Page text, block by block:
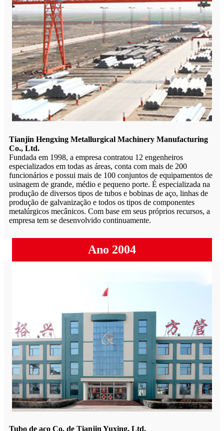
Tianjin Hengxing Metallurgical Machinery Manufacturing
Co., Ltd.
Fundada em 1998, a empresa contratou 12 engenheiros
especializados em todas as áreas, conta com mais de 200
funcionários e possui mais de 100 conjuntos de equipamentos de
usinagem de grande, médio e pequeno porte. É especializada na
produção de diversos tipos de tubos e bobinas de aço, linhas de
produção de galvanização e todos os tipos de componentes
metalúrgicos mecânicos. Com base em seus próprios recursos, a
empresa tem se desenvolvido continuamente.
Ano 2004
Tubo de aço Co. de Tianjin Yuxing, Ltd.